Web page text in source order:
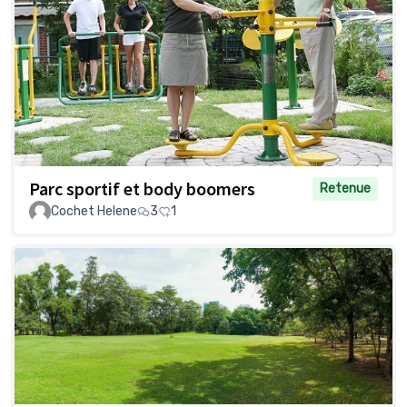
Parc sportif et body boomers
Retenue
Cochet Helene
3 1